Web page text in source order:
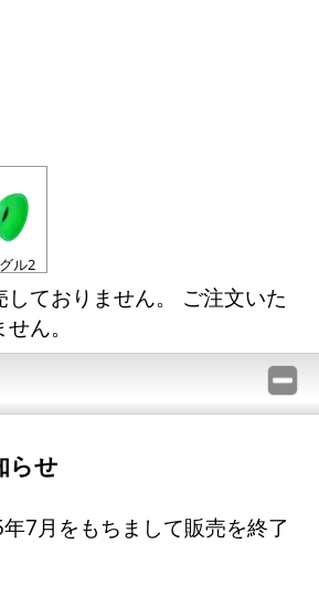
ル2
ておりません。 ご注文いた
ん。
らせ
7月をもちまして販売を終了